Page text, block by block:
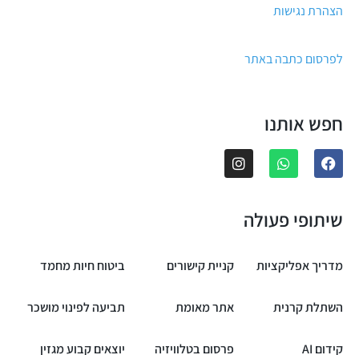
הצהרת נגישות
לפרסום כתבה באתר
חפש אותנו
שיתופי פעולה
מדריך אפליקציות קניית קישורים ביטוח חיות מחמד
השתלת קרנית אתר מאומת תביעה לפינוי מושכר
קידום AI פרסום בטלוויזיה יוצאים קבוע מגזין